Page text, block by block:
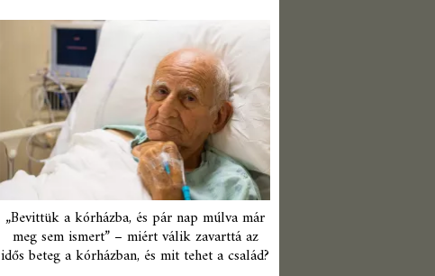
„Bevittük a kórházba, és pár nap múlva már
meg sem ismert” – miért válik zavarttá az
idős beteg a kórházban, és mit tehet a család?